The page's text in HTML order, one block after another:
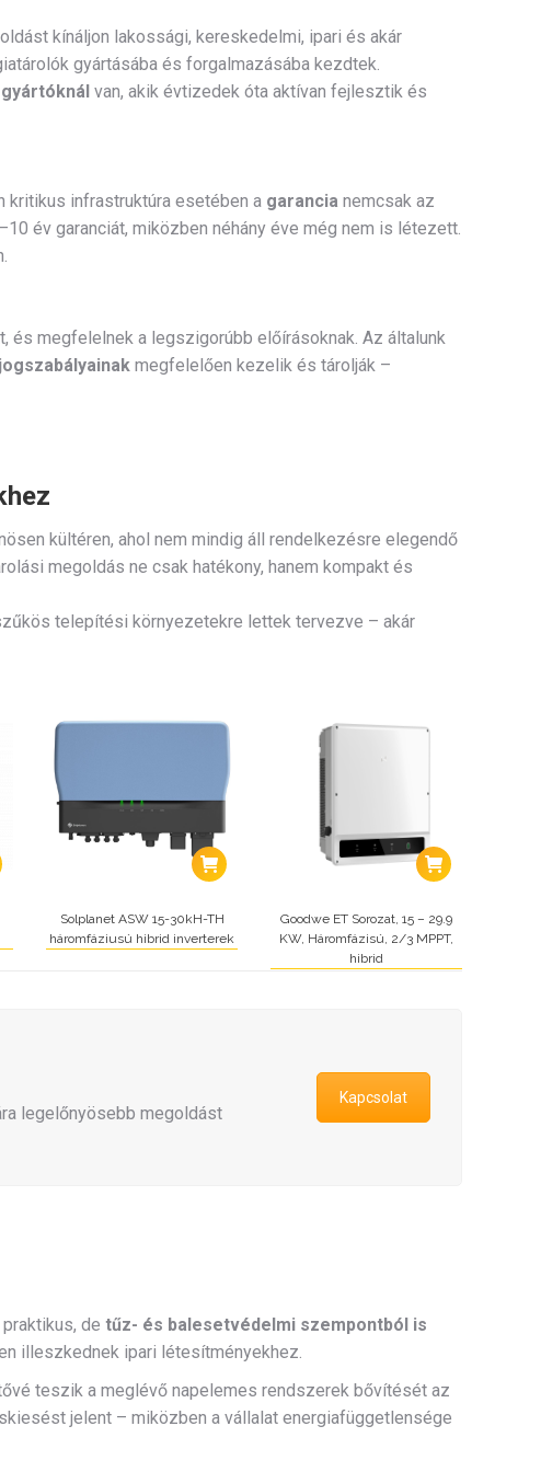
kínáljon lakossági, kereskedelmi, ipari és akár
gyártásába és forgalmazásába kezdtek.
van, akik évtizedek óta aktívan fejlesztik és
kritikus infrastruktúra esetében a garancia nemcsak az
év garanciát, miközben néhány éve még nem is létezett.
és megfelelnek a legszigorúbb előírásoknak. Az általunk
megfelelően kezelik és tárolják –
kültéren, ahol nem mindig áll rendelkezésre elegendő
megoldás ne csak hatékony, hanem kompakt és
telepítési környezetekre lettek tervezve – akár
Solplanet ASW 15-30kH-TH
háromfáziusú hibrid inverterek
Goodwe ET Sorozat, 15 – 29.9
KW, Háromfázisú, 2/3 MPPT,
hibrid
legelőnyösebb megoldást
Kapcsolat
de tűz- és balesetvédelmi szempontból is
illeszkednek ipari létesítményekhez.
teszik a meglévő napelemes rendszerek bővítését az
jelent – miközben a vállalat energiafüggetlensége